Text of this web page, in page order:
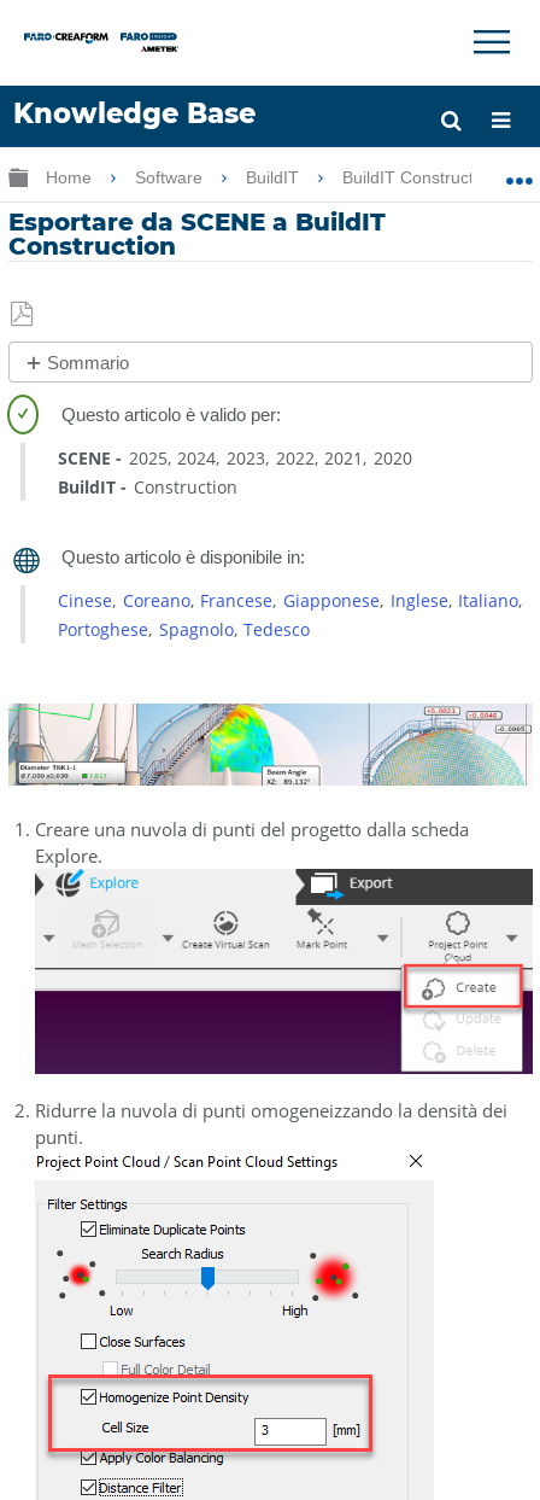
Knowledge Base
Lingua
Chiedere aiuto Accesso
×
Ingrandisci/riduci gerarchia globale
Home Software BuildIT BuildIT Construction
Esportare da SCENE a BuildIT
Construction
Salva
come
PDF
Sommario
No
intestazioni
SCENE 2025 2024 2023 2022 2021 2020
BuildIT
Construction
Cinese Coreano Francese Giapponese Inglese Italiano
Portoghese Spagnolo Tedesco
Creare una nuvola di punti del progetto dalla scheda
Explore.
Ridurre la nuvola di punti omogeneizzando la densità dei
punti.